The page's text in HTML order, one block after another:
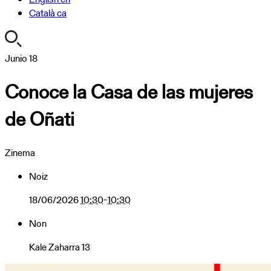
Catalàca
https://turismoa.xn-
oati-
gqa.eus/es/agenda/conoce-
la-
casa-
las-
las
Junio18
Conoce la Casa de las mujeres
de Oñati
Zinema
Noiz
18/06/202610:30-10:30
Non
Kale Zaharra 13